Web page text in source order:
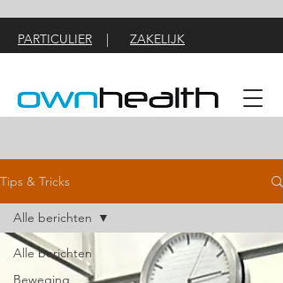
PARTICULIER | ZAKELIJK
Tips & Tricks
Alle berichten
Beweging
Alle berichten